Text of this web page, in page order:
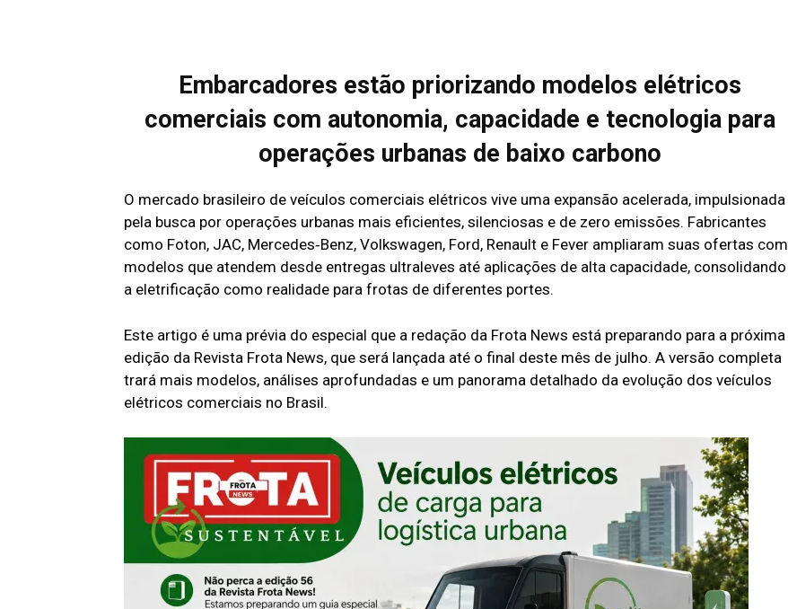
Embarcadores estão priorizando modelos elétricos
comerciais com autonomia, capacidade e tecnologia para
operações urbanas de baixo carbono
O mercado brasileiro de veículos comerciais elétricos vive uma expansão acelerada, impulsionada
pela busca por operações urbanas mais eficientes, silenciosas e de zero emissões. Fabricantes
como Foton, JAC, Mercedes‑Benz, Volkswagen, Ford, Renault e Fever ampliaram suas ofertas com
modelos que atendem desde entregas ultraleves até aplicações de alta capacidade, consolidando
a eletrificação como realidade para frotas de diferentes portes.
Este artigo é uma prévia do especial que a redação da Frota News está preparando para a próxima
edição da Revista Frota News, que será lançada até o final deste mês de julho. A versão completa
trará mais modelos, análises aprofundadas e um panorama detalhado da evolução dos veículos
elétricos comerciais no Brasil.